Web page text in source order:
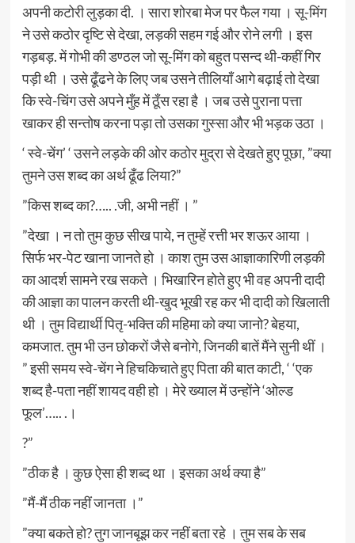
अपनी कटोरी लुड़का दी. । सारा शोरबा मेज पर फैल गया । सू-मिंग
ने उसे कठोर दृष्टि से देखा, लड़की सहम गई और रोने लगी । इस
गड़बड़. में गोभी की डण्ठल जो सू-मिंग को बहुत पसन्द थी-कहीं गिर
पड़ी थी । उसे ढूँढने के लिए जब उसने तीलियाँ आगे बढ़ाई तो देखा
कि स्वे-चिंग उसे अपने मुँह में ठूँस रहा है । जब उसे पुराना पत्ता
खाकर ही सन्तोष करना पड़ा तो उसका गुस्सा और भी भड़क उठा ।
‘ स्वे-चेंग’ ‘ उसने लड़के की ओर कठोर मुद्रा से देखते हुए पूछा, ”क्या
तुमने उस शब्द का अर्थ ढूँढ लिया?”
”किस शब्द का?….. .जी, अभी नहीं । ”
”देखा । न तो तुम कुछ सीख पाये, न तुम्हें रत्ती भर शऊर आया ।
सिर्फ भर-पेट खाना जानते हो । काश तुम उस आज्ञाकारिणी लड़की
का आदर्श सामने रख सकते । भिखारिन होते हुए भी वह अपनी दादी
की आज्ञा का पालन करती थी-खुद भूखी रह कर भी दादी को खिलाती
थी । तुम विद्यार्थी पितृ-भक्ति की महिमा को क्या जानो? बेहया,
कमजात. तुम भी उन छोकरों जैसे बनोगे, जिनकी बातें मैंने सुनी थीं ।
” इसी समय स्वे-चेंग ने हिचकिचाते हुए पिता की बात काटी, ‘ ‘एक
शब्द है-पता नहीं शायद वही हो । मेरे ख्याल में उन्होंने ‘ओल्ड
फूल’….. .।
?”
”ठीक है । कुछ ऐसा ही शब्द था । इसका अर्थ क्या है”
”मैं-मैं ठीक नहीं जानता ।”
”क्या बकते हो? तुग जानबूझ कर नहीं बता रहे । तुम सब के सब